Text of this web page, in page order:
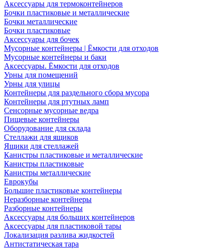
Аксессуары для термоконтейнеров
Бочки пластиковые и металлические
Бочки металлические
Бочки пластиковые
Аксессуары для бочек
Мусорные контейнеры | Ёмкости для отходов
Мусорные контейнеры и баки
Аксессуары. Ёмкости для отходов
Урны для помещений
Урны для улицы
Контейнеры для раздельного сбора мусора
Контейнеры для ртутных ламп
Сенсорные мусорные ведра
Пищевые контейнеры
Оборудование для склада
Стеллажи для ящиков
Ящики для стеллажей
Канистры пластиковые и металлические
Канистры пластиковые
Канистры металлические
Еврокубы
Большие пластиковые контейнеры
Неразборные контейнеры
Разборные контейнеры
Аксессуары для больших контейнеров
Аксессуары для пластиковой тары
Локализация разлива жидкостей
Антистатическая тара